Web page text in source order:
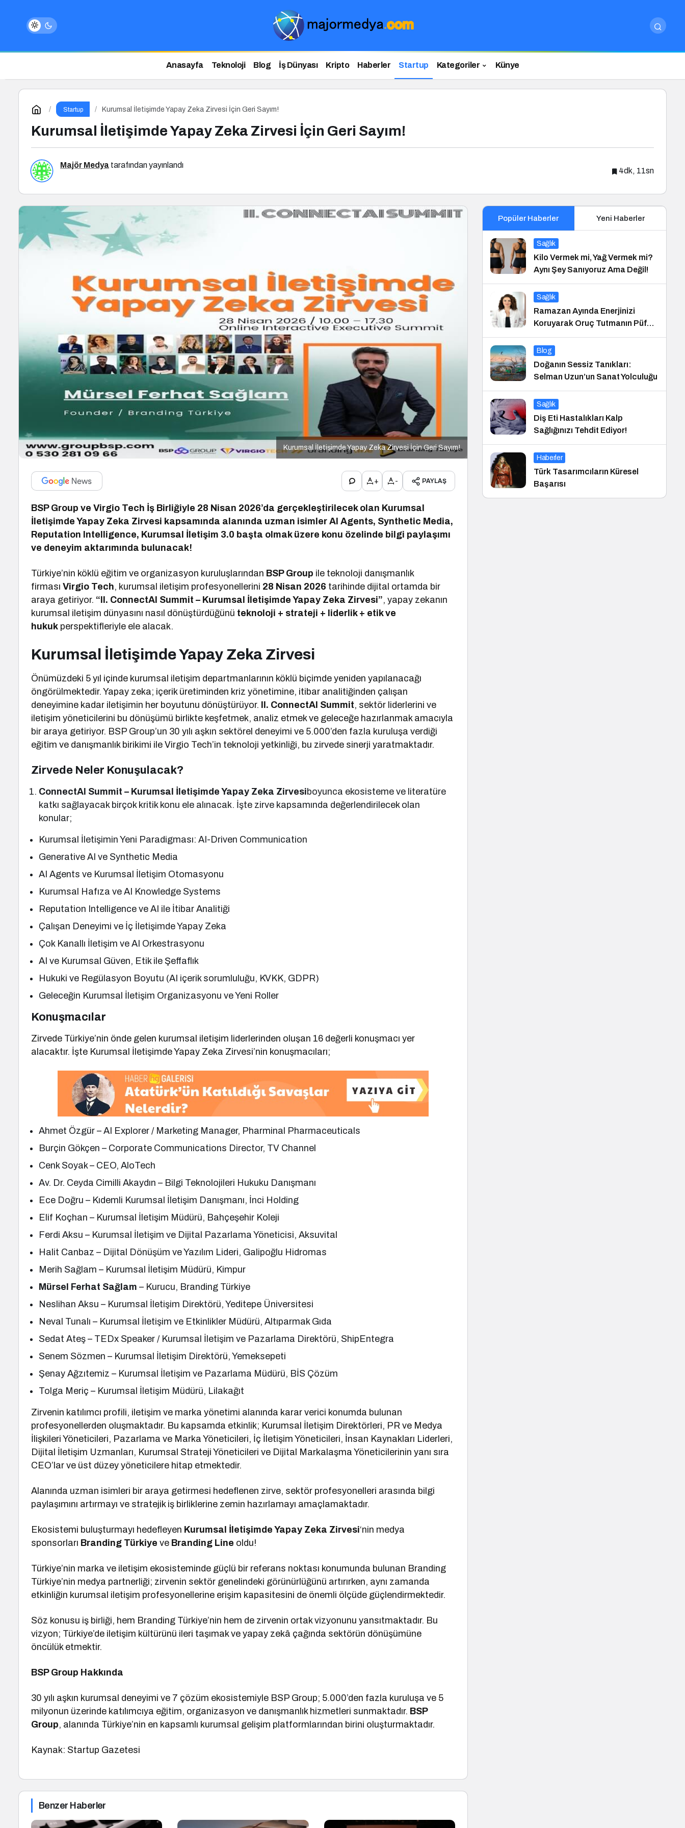
Anasayfa Teknoloji Blog İş Dünyası Kripto Haberler Startup Kategoriler Künye
Startup Kurumsal İletişimde Yapay Zeka Zirvesi İçin Geri Sayım!
Kurumsal İletişimde Yapay Zeka Zirvesi İçin Geri Sayım!
Majör Medya tarafından yayınlandı
4dk, 11sn
Kurumsal İletişimde Yapay Zeka Zirvesi İçin Geri Sayım!
+ - PAYLAŞ
BSP Group ve Virgio Tech İş Birliğiyle 28 Nisan 2026’da gerçekleştirilecek olan Kurumsal
İletişimde Yapay Zeka Zirvesi kapsamında alanında uzman isimler AI Agents, Synthetic Media,
Reputation Intelligence, Kurumsal İletişim 3.0 başta olmak üzere konu özelinde bilgi paylaşımı
ve deneyim aktarımında bulunacak!
Türkiye’nin köklü eğitim ve organizasyon kuruluşlarından BSP Group ile teknoloji danışmanlık
firmasıVirgio Tech, kurumsal iletişim profesyonellerini 28 Nisan 2026 tarihinde dijital ortamda bir
araya getiriyor. “II. ConnectAI Summit – Kurumsal İletişimde Yapay Zeka Zirvesi”, yapay zekanın
kurumsal iletişim dünyasını nasıl dönüştürdüğünü teknoloji + strateji + liderlik + etik ve
hukuk perspektifleriyle ele alacak.
Kurumsal İletişimde Yapay Zeka Zirvesi
Önümüzdeki 5 yıl içinde kurumsal iletişim departmanlarının köklü biçimde yeniden yapılanacağı
öngörülmektedir. Yapay zeka; içerik üretiminden kriz yönetimine, itibar analitiğinden çalışan
deneyimine kadar iletişimin her boyutunu dönüştürüyor. II. ConnectAI Summit, sektör liderlerini ve
iletişim yöneticilerini bu dönüşümü birlikte keşfetmek, analiz etmek ve geleceğe hazırlanmak amacıyla
bir araya getiriyor. BSP Group’un 30 yılı aşkın sektörel deneyimi ve 5.000’den fazla kuruluşa verdiği
eğitim ve danışmanlık birikimi ile Virgio Tech’in teknoloji yetkinliği, bu zirvede sinerji yaratmaktadır.
Zirvede Neler Konuşulacak?
ConnectAI Summit – Kurumsal İletişimde Yapay Zeka Zirvesiboyunca ekosisteme ve literatüre
katkı sağlayacak birçok kritik konu ele alınacak. İşte zirve kapsamında değerlendirilecek olan
konular;
Kurumsal İletişimin Yeni Paradigması: AI-Driven Communication
Generative AI ve Synthetic Media
AI Agents ve Kurumsal İletişim Otomasyonu
Kurumsal Hafıza ve AI Knowledge Systems
Reputation Intelligence ve AI ile İtibar Analitiği
Çalışan Deneyimi ve İç İletişimde Yapay Zeka
Çok Kanallı İletişim ve AI Orkestrasyonu
AI ve Kurumsal Güven, Etik ile Şeffaflık
Hukuki ve Regülasyon Boyutu (AI içerik sorumluluğu, KVKK, GDPR)
Geleceğin Kurumsal İletişim Organizasyonu ve Yeni Roller
Konuşmacılar
Zirvede Türkiye’nin önde gelen kurumsal iletişim liderlerinden oluşan 16 değerli konuşmacı yer
alacaktır. İşte Kurumsal İletişimde Yapay Zeka Zirvesi’nin konuşmacıları;
Ahmet Özgür – AI Explorer / Marketing Manager, Pharminal Pharmaceuticals
Burçin Gökçen – Corporate Communications Director, TV Channel
Cenk Soyak – CEO, AloTech
Av. Dr. Ceyda Cimilli Akaydın – Bilgi Teknolojileri Hukuku Danışmanı
Ece Doğru – Kıdemli Kurumsal İletişim Danışmanı, İnci Holding
Elif Koçhan – Kurumsal İletişim Müdürü, Bahçeşehir Koleji
Ferdi Aksu – Kurumsal İletişim ve Dijital Pazarlama Yöneticisi, Aksuvital
Halit Canbaz – Dijital Dönüşüm ve Yazılım Lideri, Galipoğlu Hidromas
Merih Sağlam – Kurumsal İletişim Müdürü, Kimpur
Mürsel Ferhat Sağlam – Kurucu, Branding Türkiye
Neslihan Aksu – Kurumsal İletişim Direktörü, Yeditepe Üniversitesi
Neval Tunalı – Kurumsal İletişim ve Etkinlikler Müdürü, Altıparmak Gıda
Sedat Ateş – TEDx Speaker / Kurumsal İletişim ve Pazarlama Direktörü, ShipEntegra
Senem Sözmen – Kurumsal İletişim Direktörü, Yemeksepeti
Şenay Ağzıtemiz – Kurumsal İletişim ve Pazarlama Müdürü, BİS Çözüm
Tolga Meriç – Kurumsal İletişim Müdürü, Lilakağıt
Zirvenin katılımcı profili, iletişim ve marka yönetimi alanında karar verici konumda bulunan
profesyonellerden oluşmaktadır. Bu kapsamda etkinlik; Kurumsal İletişim Direktörleri, PR ve Medya
İlişkileri Yöneticileri, Pazarlama ve Marka Yöneticileri, İç İletişim Yöneticileri, İnsan Kaynakları Liderleri,
Dijital İletişim Uzmanları, Kurumsal Strateji Yöneticileri ve Dijital Markalaşma Yöneticilerinin yanı sıra
CEO’lar ve üst düzey yöneticilere hitap etmektedir.
Alanında uzman isimleri bir araya getirmesi hedeflenen zirve, sektör profesyonelleri arasında bilgi
paylaşımını artırmayı ve stratejik iş birliklerine zemin hazırlamayı amaçlamaktadır.
Ekosistemi buluşturmayı hedefleyen Kurumsal İletişimde Yapay Zeka Zirvesi‘nin medya
sponsorları Branding Türkiye ve Branding Line oldu!
Türkiye’nin marka ve iletişim ekosisteminde güçlü bir referans noktası konumunda bulunan Branding
Türkiye’nin medya partnerliği; zirvenin sektör genelindeki görünürlüğünü artırırken, aynı zamanda
etkinliğin kurumsal iletişim profesyonellerine erişim kapasitesini de önemli ölçüde güçlendirmektedir.
Söz konusu iş birliği, hem Branding Türkiye’nin hem de zirvenin ortak vizyonunu yansıtmaktadır. Bu
vizyon; Türkiye’de iletişim kültürünü ileri taşımak ve yapay zekâ çağında sektörün dönüşümüne
öncülük etmektir.
BSP Group Hakkında
30 yılı aşkın kurumsal deneyimi ve 7 çözüm ekosistemiyle BSP Group; 5.000’den fazla kuruluşa ve 5
milyonun üzerinde katılımcıya eğitim, organizasyon ve danışmanlık hizmetleri sunmaktadır. BSP
Group, alanında Türkiye’nin en kapsamlı kurumsal gelişim platformlarından birini oluşturmaktadır.
Kaynak: Startup Gazetesi
Benzer Haberler
Popüler Haberler Yeni Haberler
Sağlık
Kilo Vermek mi, Yağ Vermek mi?
Aynı Şey Sanıyoruz Ama Değil!
Sağlık
Ramazan Ayında Enerjinizi
Koruyarak Oruç Tutmanın Püf
Noktaları
Blog
Doğanın Sessiz Tanıkları:
Selman Uzun’un Sanat Yolculuğu
Sağlık
Diş Eti Hastalıkları Kalp
Sağlığınızı Tehdit Ediyor!
Haberler
Türk Tasarımcıların Küresel
Başarısı